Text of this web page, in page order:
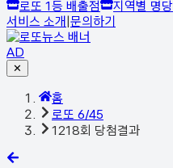
로또 1등 배출점
지역별 명당
서비스 소개|문의하기
AD
✕
홈
로또 6/45
1218회 당첨결과